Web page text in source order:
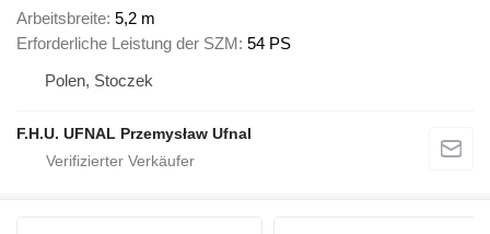
Arbeitsbreite 5,2 m
Erforderliche Leistung der SZM 54 PS
Polen, Stoczek
F.H.U. UFNAL Przemysław Ufnal